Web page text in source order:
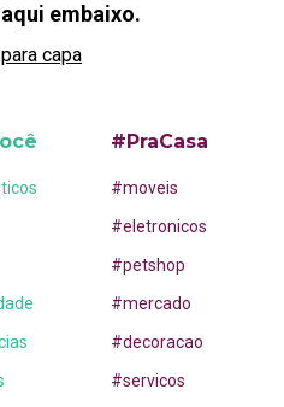
embaixo.
capa
#PraCasa
#moveis
#eletronicos
#petshop
#mercado
#decoracao
#servicos